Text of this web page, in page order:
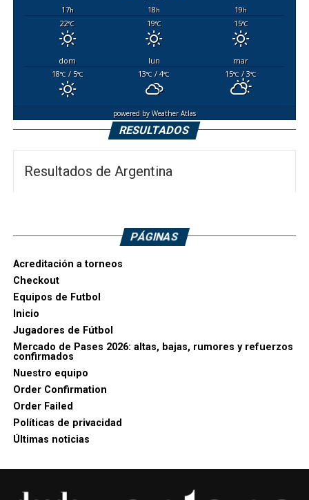
17h 18h 19h
22°C 19°C 15°C
dom lun
mar
18°C/ 5°C 13°C / 4°C 15°C / 3°C
powered byWeather Atlas
RESULTADOS
Resultados de Argentina
PÁGINAS
Acreditación a torneos
Checkout
Equipos de Futbol
Inicio
Jugadores de Fútbol
Mercado de Pases 2026: altas, bajas, rumores y refuerzos
confirmados
Nuestro equipo
Order Confirmation
Order Failed
Políticas de privacidad
Últimas noticias